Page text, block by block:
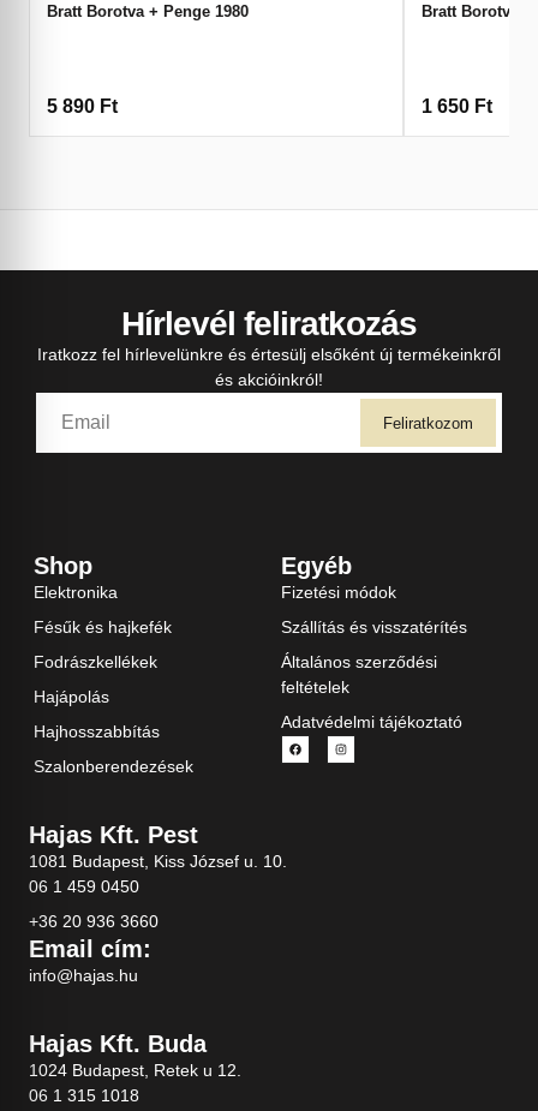
Bratt Borotva + Penge 1980
5 890 Ft
Bratt
1 650 Ft
Hírlevél feliratkozás
Iratkozz fel hírlevelünkre és értesülj elsőként új termékeinkről
és akcióinkról!
Feliratkozom
Shop
Elektronika
Fésűk és hajkefék
Fodrászkellékek
Hajápolás
Hajhosszabbítás
Szalonberendezések
Egyéb
Fizetési módok
Szállítás és visszatérítés
Általános szerződési
feltételek
Adatvédelmi tájékoztató
Hajas Kft. Pest
1081 Budapest, Kiss József u. 10.
06 1 459 0450
+36 20 936 3660
Email cím:
info@hajas.hu
Hajas Kft. Buda
1024 Budapest, Retek u 12.
06 1 315 1018